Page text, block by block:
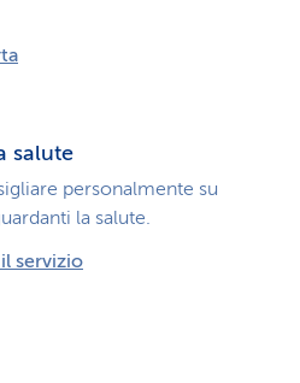
salute
personalmente su
la salute.
servizio